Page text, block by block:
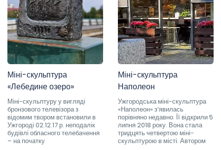
Міні-скульптура
«Лебедине озеро»
Міні-скульптуру у вигляді
бронзового телевізора з
відомим твором встановили в
Ужгороді 02.12.17 р. неподалік
будівлі обласного телебачення
– на початку
Міні-скульптура
Наполеон
Ужгородська міні-скульптура
«Наполеон» з’явилась
порівняно недавно. Її відкрили 5
липня 2018 року. Вона стала
тридцять четвертою міні-
скульптурою в місті. Автором